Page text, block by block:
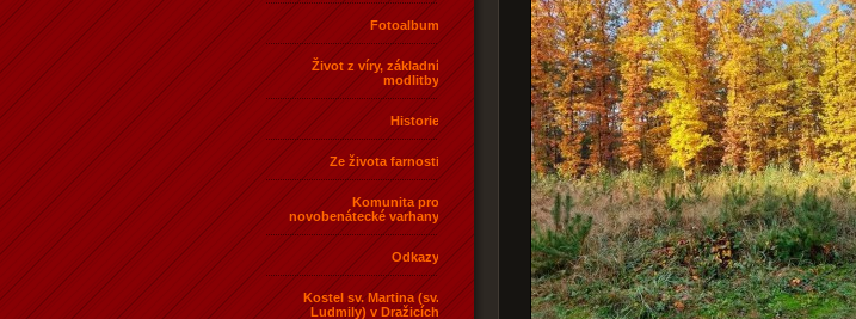
Fotoalbum
Život z víry, základní
modlitby
Historie
Ze života farnosti
Komunita pro
novobenátecké varhany
Odkazy
Kostel sv. Martina (sv.
Ludmily) v Dražicích